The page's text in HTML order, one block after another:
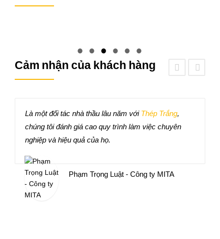
Cảm nhận của khách hàng
Là một đối tác nhà thầu lâu năm với Thép Trắng,
chúng tôi đánh giá cao quy trình làm việc chuyên
nghiệp và hiệu quả của họ.
Phạm Trọng Luật - Công ty MITA